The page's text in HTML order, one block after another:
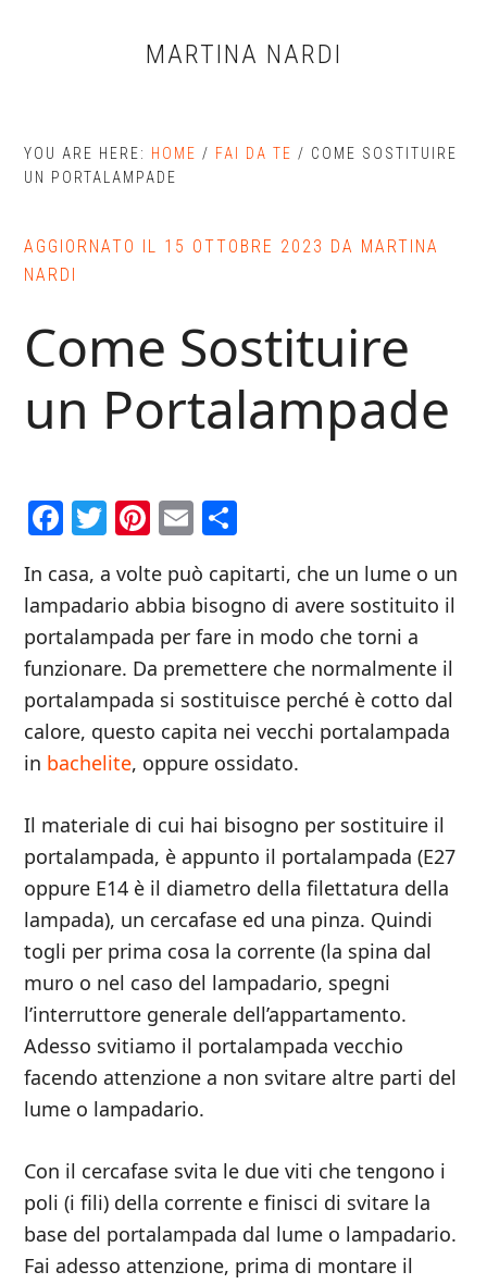
MARTINA NARDI
YOU ARE HERE: HOME / FAI DA TE / COME SOSTITUIRE
UN PORTALAMPADE
AGGIORNATO IL 15 OTTOBRE 2023 DA MARTINA
NARDI
Come Sostituire
un Portalampade
Facebook
TwitterPinterest
Email
In casa, a volte può capitarti, che un lume o un
lampadario abbia bisogno di avere sostituito il
portalampada per fare in modo che torni a
funzionare. Da premettere che normalmente il
portalampada si sostituisce perché è cotto dal
calore, questo capita nei vecchi portalampada
in bachelite, oppure ossidato.
Il materiale di cui hai bisogno per sostituire il
portalampada, è appunto il portalampada (E27
oppure E14 è il diametro della filettatura della
lampada), un cercafase ed una pinza. Quindi
togli per prima cosa la corrente (la spina dal
muro o nel caso del lampadario, spegni
l’interruttore generale dell’appartamento.
Adesso svitiamo il portalampada vecchio
facendo attenzione a non svitare altre parti del
lume o lampadario.
Con il cercafase svita le due viti che tengono i
poli (i fili) della corrente e finisci di svitare la
base del portalampada dal lume o lampadario.
Fai adesso attenzione, prima di montare il